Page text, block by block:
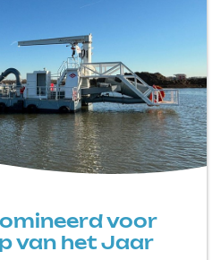
voor
van het Jaar